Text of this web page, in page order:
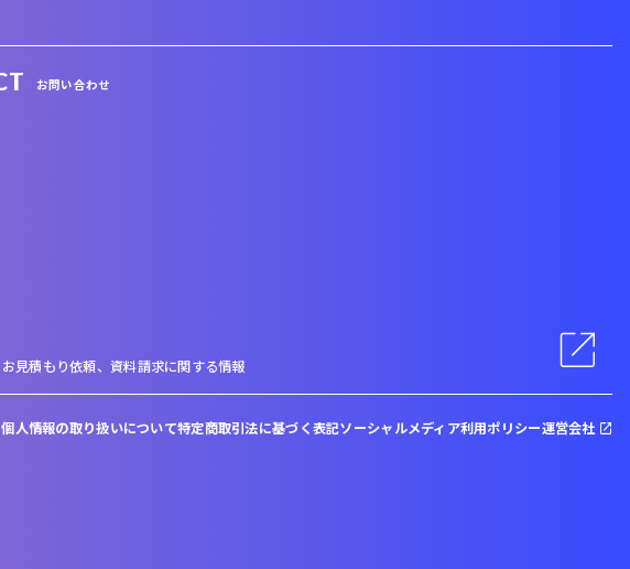
お問い合わせ
見積もり依頼、 資料請求に関する情報
個人情報の取り扱いについて特定商取引法に基づく表記ソーシャルメディア利用ポリシー運営会社